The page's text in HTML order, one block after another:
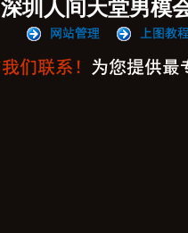
深圳人间天堂男模